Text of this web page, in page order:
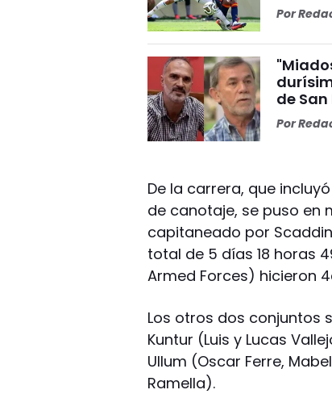
Por
de
Por
De la carrera, que
de canotaje, se puso en
capitaneado por
total de 5 días 18 horas
Armed Forces) hicieron
Los otros dos conjuntos
Kuntur (Luis y Lucas
Ullum (Oscar Ferre,
Ramella).